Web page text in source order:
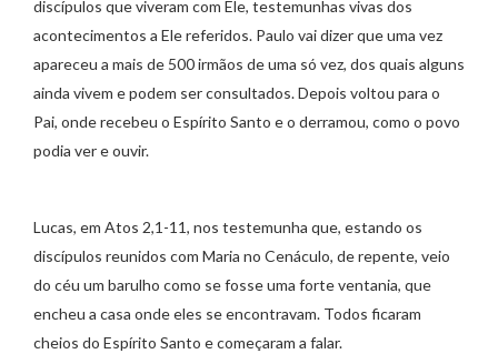
discípulos que viveram com Ele, testemunhas vivas dos
acontecimentos a Ele referidos. Paulo vai dizer que uma vez
apareceu a mais de 500 irmãos de uma só vez, dos quais alguns
ainda vivem e podem ser consultados. Depois voltou para o
Pai, onde recebeu o Espírito Santo e o derramou, como o povo
podia ver e ouvir.
Lucas, em Atos 2,1-11, nos testemunha que, estando os
discípulos reunidos com Maria no Cenáculo, de repente, veio
do céu um barulho como se fosse uma forte ventania, que
encheu a casa onde eles se encontravam. Todos ficaram
cheios do Espírito Santo e começaram a falar.